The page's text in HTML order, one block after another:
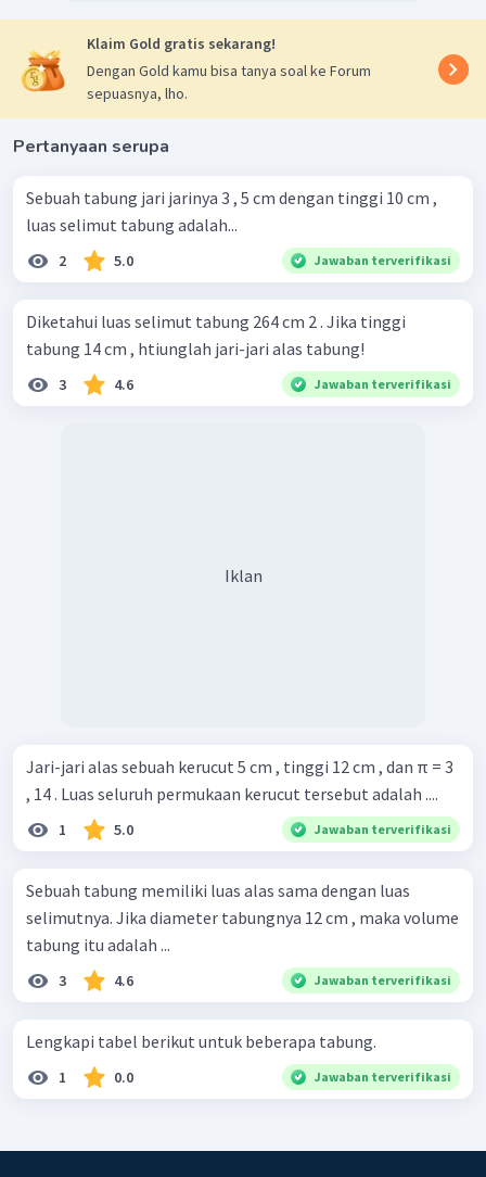
Klaim Gold gratis sekarang!
Dengan Gold kamu bisa tanya soal ke Forum
sepuasnya, lho.
Pertanyaan serupa
Sebuah tabung jari jarinya 3 , 5 cm dengan tinggi 10 cm ,
luas selimut tabung adalah...
2 5.0 Jawaban terverifikasi
Diketahui luas selimut tabung 264 cm 2 . Jika tinggi
tabung 14 cm , htiunglah jari-jari alas tabung!
3 4.6 Jawaban terverifikasi
Iklan
Jari-jari alas sebuah kerucut 5 cm , tinggi 12 cm , dan π = 3
, 14 . Luas seluruh permukaan kerucut tersebut adalah ....
1 5.0 Jawaban terverifikasi
Sebuah tabung memiliki luas alas sama dengan luas
selimutnya. Jika diameter tabungnya 12 cm , maka volume
tabung itu adalah ...
3 4.6 Jawaban terverifikasi
Lengkapi tabel berikut untuk beberapa tabung.
1 0.0 Jawaban terverifikasi